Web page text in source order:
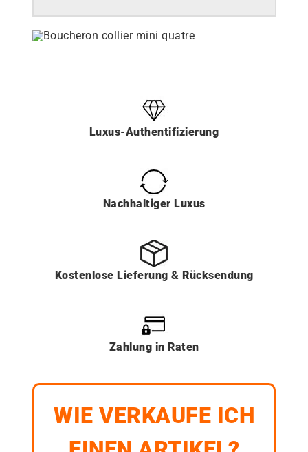
Luxus-Authentifizierung
Nachhaltiger Luxus
Kostenlose Lieferung & Rücksendung
Zahlung in Raten
WIE VERKAUFE ICH